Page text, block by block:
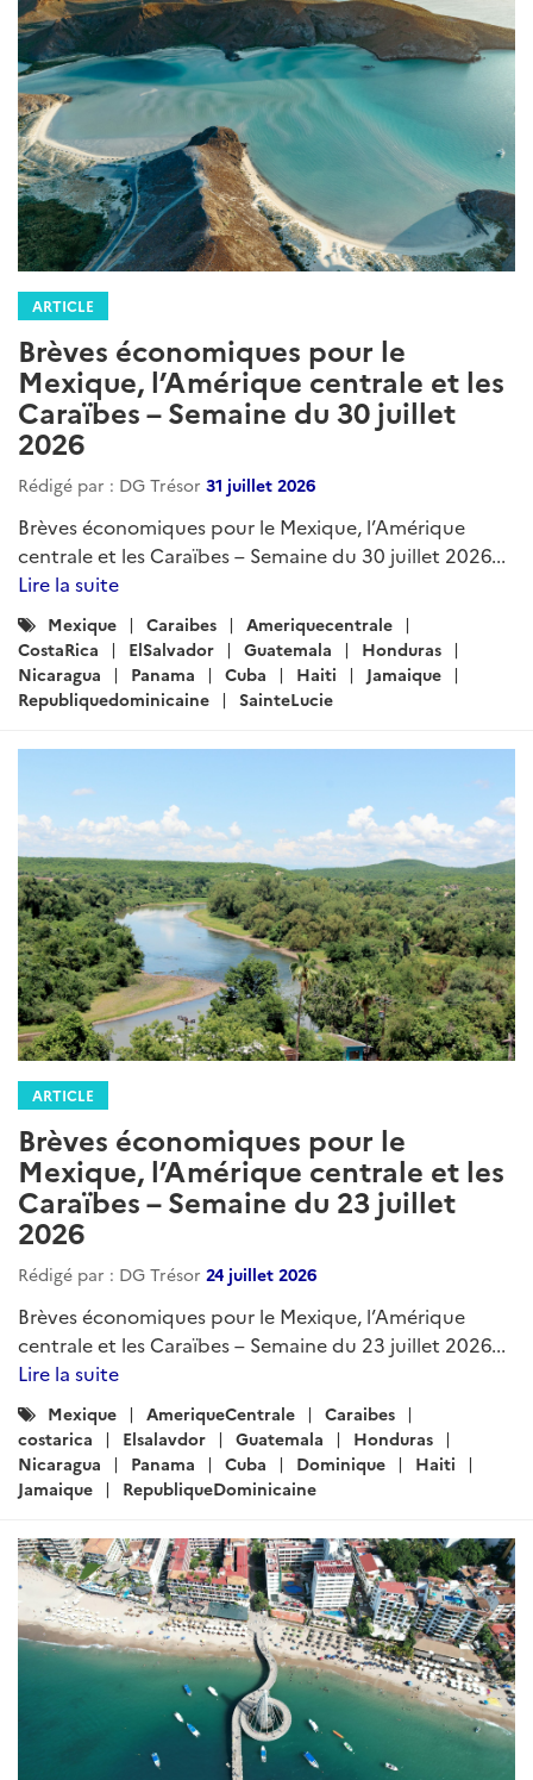
ARTICLE
Brèves économiques pour le
Mexique, l’Amérique centrale et les
Caraïbes – Semaine du 30 juillet
2026
Rédigé par : DG Trésor 31 juillet 2026
Brèves économiques pour le Mexique, l’Amérique
centrale et les Caraïbes – Semaine du 30 juillet 2026...
Lire la suite
Catégories
:
Mexique Caraibes
Ameriquecentrale
CostaRica
ElSalvador Guatemala
Honduras
Nicaragua
Panama Cuba Haiti
Jamaique
Republiquedominicaine
SainteLucie
ARTICLE
Brèves économiques pour le
Mexique, l’Amérique centrale et les
Caraïbes – Semaine du 23 juillet
2026
Rédigé par : DG Trésor 24 juillet 2026
Brèves économiques pour le Mexique, l’Amérique
centrale et les Caraïbes – Semaine du 23 juillet 2026...
Lire la suite
Catégories
:
Mexique AmeriqueCentrale
Caraibes
costarica
Elsalavdor Guatemala
Honduras
Nicaragua
Panama Cuba Dominique
Haiti
Jamaique
RepubliqueDominicaine